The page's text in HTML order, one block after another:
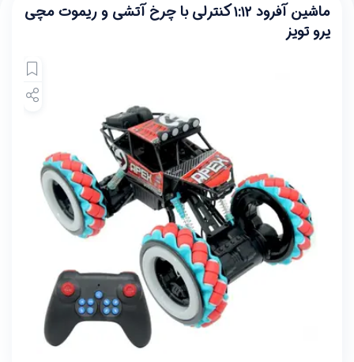
ماشین آفرود ۱:۱۲ کنترلی با چرخ آتشی و ریموت مچی
یرو تویز